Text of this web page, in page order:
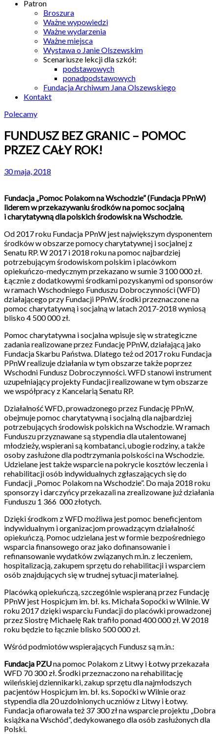
Patron
Broszura
Ważne wypowiedzi
Ważne wydarzenia
Ważne miejsca
Wystawa o Janie Olszewskim
Scenariusze lekcji dla szkół:
podstawowych
ponadpodstawowych
Fundacja Archiwum Jana Olszewskiego
Kontakt
Polecamy
FUNDUSZ BEZ GRANIC – POMOC
PRZEZ CAŁY ROK!
30 maja, 2018
Fundacja „Pomoc Polakom na Wschodzie” (Fundacja PPnW)
liderem w przekazywaniu środków na pomoc socjalną
i charytatywną dla polskich środowisk na Wschodzie.
Od 2017 roku Fundacja PPnW jest największym dysponentem
środków w obszarze pomocy charytatywnej i socjalnej z
Senatu RP. W 2017 i 2018 roku na pomoc najbardziej
potrzebującym środowiskom polskim i placówkom
opiekuńczo-medycznym przekazano w sumie 3 100 000 zł.
Łącznie z dodatkowymi środkami pozyskanymi od sponsorów
w ramach Wschodniego Funduszu Dobroczynności (WFD)
działającego przy Fundacji PPnW, środki przeznaczone na
pomoc charytatywną i socjalną w latach 2017-2018 wyniosą
blisko 4 500 000 zł.
Pomoc charytatywna i socjalna wpisuje się w strategiczne
zadania realizowane przez Fundację PPnW, działającą jako
Fundacja Skarbu Państwa. Dlatego też od 2017 roku Fundacja
PPnW realizuje działania w tym obszarze także poprzez
Wschodni Fundusz Dobroczynności. WFD stanowi instrument
uzupełniający projekty Fundacji realizowane w tym obszarze
we współpracy z Kancelarią Senatu RP.
Działalność WFD, prowadzonego przez Fundację PPnW,
obejmuje pomoc charytatywną i socjalną dla najbardziej
potrzebujących środowisk polskich na Wschodzie. W ramach
Funduszu przyznawane są stypendia dla utalentowanej
młodzieży, wspierani są kombatanci, ubogie rodziny, a także
osoby zasłużone dla podtrzymania polskości na Wschodzie.
Udzielane jest także wsparcie na pokrycie kosztów leczenia i
rehabilitacji osób indywidualnych zgłaszających się do
Fundacji „Pomoc Polakom na Wschodzie”. Do maja 2018 roku
sponsorzy i darczyńcy przekazali na zrealizowane już działania
Funduszu 1 366 000 złotych.
Dzięki środkom z WFD możliwa jest pomoc beneficjentom
indywidualnym i organizacjom prowadzącym działalność
opiekuńczą. Pomoc udzielana jest w formie bezpośredniego
wsparcia finansowego oraz jako dofinansowanie i
refinansowanie wydatków związanych m.in. z leczeniem,
hospitalizacją, zakupem sprzętu do rehabilitacji i wsparciem
osób znajdujących się w trudnej sytuacji materialnej.
Placówką opiekuńczą, szczególnie wspieraną przez Fundację
PPnW jest Hospicjum im. bł. ks. Michała Sopoćki w Wilnie. W
roku 2017 dzięki wsparciu Fundacji do placówki prowadzonej
przez Siostrę Michaelę Rak trafiło ponad 400 000 zł. W 2018
roku będzie to łącznie blisko 500 000 zł.
Wśród podmiotów wspierających Fundusz są m.in.:
Fundacja PZUna pomoc Polakom z Litwy i Łotwy przekazała
WFD 70 300 zł. Środki przeznaczono na rehabilitację
wileńskiej dziennikarki, zakup sprzętu dla najmłodszych
pacjentów Hospicjum im. bł. ks. Sopoćki w Wilnie oraz
stypendia dla 20 uzdolnionych uczniów z Litwy i Łotwy.
Fundacja ofiarowała też 37 300 zł na wsparcie projektu „Dobra
książka na Wschód”, dedykowanego dla osób zasłużonych dla
Polski.